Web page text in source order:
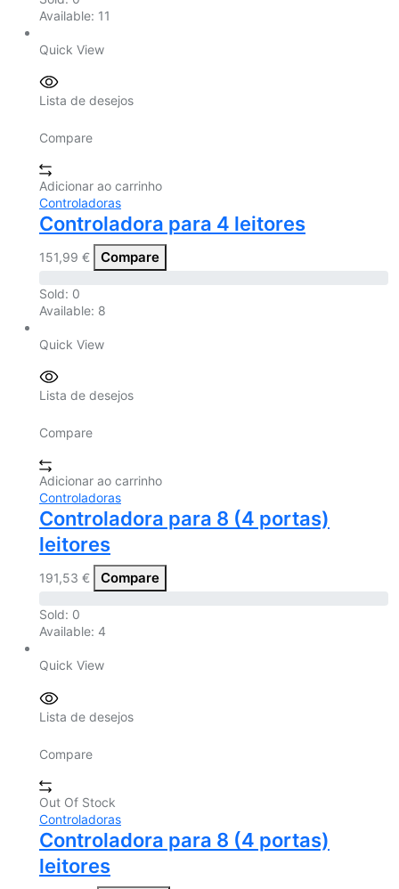
Available: 11
Quick View
Lista de desejos
Compare
Adicionar ao carrinho
Controladoras
Controladora para 4 leitores
151,99 € Compare
Sold: 0
Available: 8
Quick View
Lista de desejos
Compare
Adicionar ao carrinho
Controladoras
Controladora para 8 (4 portas)
leitores
191,53 € Compare
Sold: 0
Available: 4
Quick View
Lista de desejos
Compare
Out Of Stock
Controladoras
Controladora para 8 (4 portas)
leitores